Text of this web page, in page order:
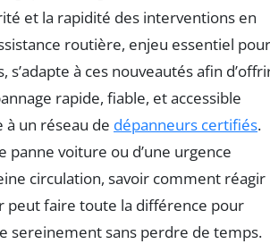
et la rapidité des interventions en
routière, enjeu essentiel pour
s’adapte à ces nouveautés afin
rapide, fiable, et accessible
un réseau de dépanneurs certifiés.
panne voiture ou d’une urgence
circulation, savoir comment réagir
peut faire toute la différence pour
sereinement sans perdre de temps.